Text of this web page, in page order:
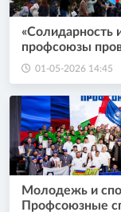
«Солидарность
профсоюзы
01-05-2026 14:45
Молодежь и
Профсоюзные